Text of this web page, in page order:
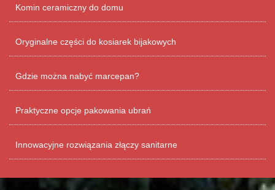
Komin ceramiczny do domu
Oryginalne części do kosiarek bijakowych
Gdzie można nabyć marcepan?
Praktyczne opcje pakowania ubrań
Innowacyjne rozwiązania złączy sanitarne